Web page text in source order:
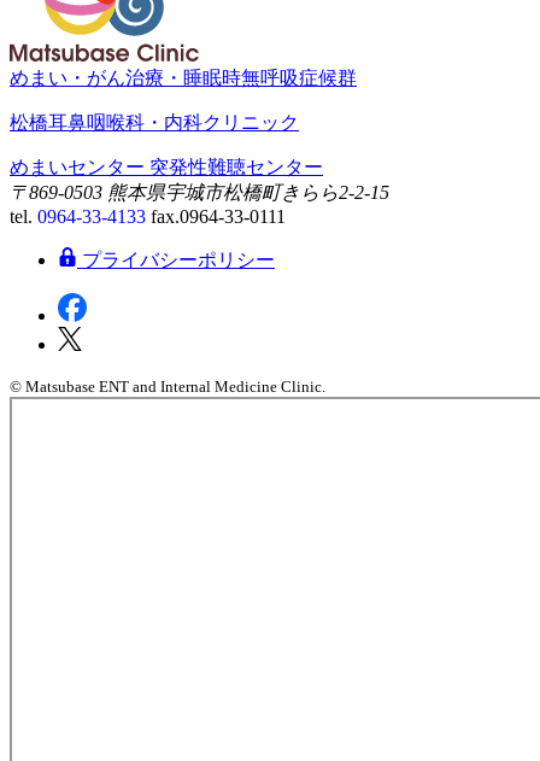
めまい・がん治療・睡眠時無呼吸症候群
松橋耳鼻咽喉科・内科クリニック
めまいセンター 突発性難聴センター
〒869-0503 熊本県宇城市松橋町きらら2-2-15
tel. 0964-33-4133 fax.0964-33-0111
プライバシーポリシー
© Matsubase ENT and Internal Medicine Clinic.